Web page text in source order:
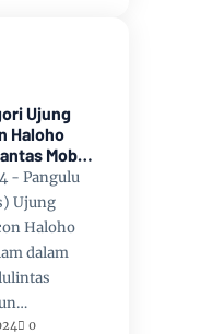
Ujung
Haloho
Mobil
Toba di
- Pangulu
Ujung
Haloho
dalam
0